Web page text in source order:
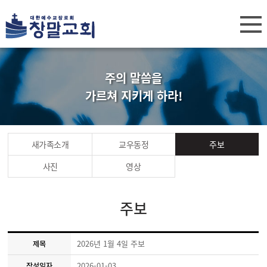
주의 말씀을
가르쳐 지키게 하라!
새가족소개 교우동정
주보
사진
영상
주보
제목 2026년 1월 4일 주보